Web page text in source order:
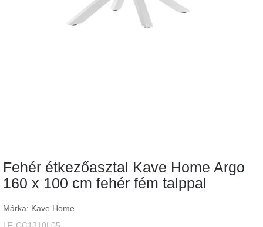
gyűjtemény
Home
gyűjtemény
Fehér étkezőasztal Kave Home Argo
160 x 100 cm fehér fém talppal
Márka: Kave Home
LF-CC1310L05